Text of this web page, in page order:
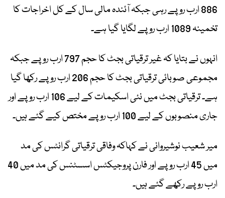
886 ارب روپے رہی جبکہ آئندہ مالی سال کے کل اخراجات کا
تخمینہ 1089 ارب روپے لگایا گیا ہے۔
انہوں نے بتایا کہ غیر ترقیاتی بجٹ کا حجم 797 ارب روپے جبکہ
مجموعی صوبائی ترقیاتی بجٹ کا حجم 206 ارب روپے رکھا گیا
ہے۔ ترقیاتی بجٹ میں نئی اسکیمات کے لیے 106 ارب روپے اور
جاری منصوبوں کے لیے 100 ارب روپے مختص کیے گئے ہیں۔
میر شعیب نوشیروانی نے کہاکہ وفاقی ترقیاتی گرانٹس کی مد
میں 45 ارب روپے اور فارن پروجیکٹس اسسٹنس کی مد میں 40
ارب روپے رکھے گئے ہیں۔